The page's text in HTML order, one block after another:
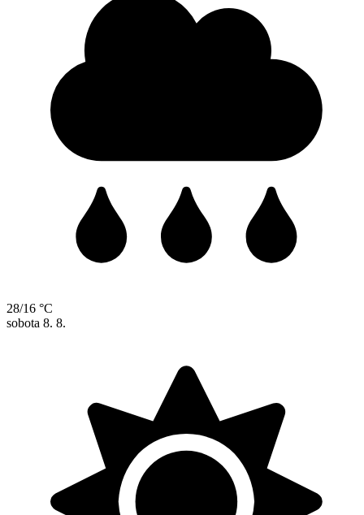
28/16 °C
sobota 8. 8.